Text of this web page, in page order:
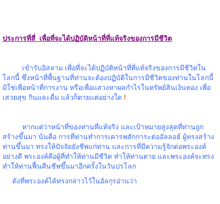
ประการที่สี่ เพื่อที่จะได้ปฏิบัติหน้าที่ที่แท้จริงของการมีชีวิต
เข้ารับอิสลาม เพื่อที่จะได้ปฏิบัติหน้าที่ที่แท้จริงของการมีชีวิตใน
โลกนี้ ซึ่งหน้าที่พื้นฐานที่ท่านจะต้องปฏิบัติในการมีชีวิตของท่านในโลกนี้
มิใช่เพื่อหน้าที่การงาน หรือเพื่อแสวงหาผลกำไรในทรัพย์สินเงินทอง เพื่อ
เสวยสุข กินและดื่ม แล้วก็ตายแต่อย่างใด !
หากแต่ว่าหน้าที่ของท่านที่แท้จริง และเป้าหมายสูงสุดที่ท่านถูก
สร้างขึ้นมา นั่นคือ การที่ท่านทำการเคารพสักการะต่ออัลลอฮ์ ผู้ทรงสร้าง
ท่านขึ้นมา ทรงให้ปัจจัยยังชีพแก่ท่าน และการที่มีความรู้จักต่อพระองค์
อย่างดี พระองค์คือผู้ที่ทำให้ท่านมีชีวิต ทำให้ท่านตาย และพระองค์จะทรง
ทำให้ท่านฟื้นคืนชีพขึ้นมาอีกครั้งในวันปรโลก
ดังที่พระองค์ได้ทรงกล่าวไว้ในอัลกุรอ่านว่า